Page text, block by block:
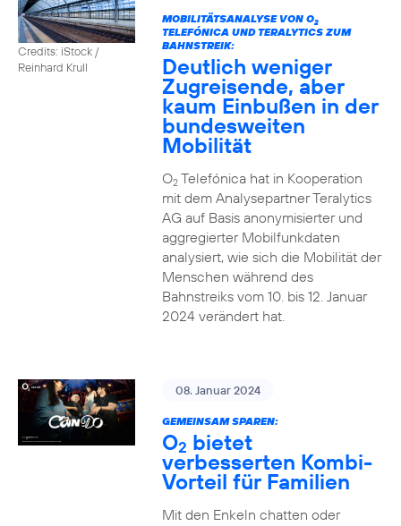
Credits: iStock /
Reinhard Krull
MOBILITÄTSANALYSE VON O2
TELEFÓNICA UND TERALYTICS ZUM
BAHNSTREIK:
Deutlich weniger
Zugreisende, aber
kaum Einbußen in der
bundesweiten
Mobilität
O2Telefónica hat in Kooperation
mit dem Analysepartner Teralytics
AG auf Basis anonymisierter und
aggregierter Mobilfunkdaten
analysiert, wie sich die Mobilität der
Menschen während des
Bahnstreiks vom 10. bis 12. Januar
2024 verändert hat.
08. Januar 2024
GEMEINSAM SPAREN:
O2 bietet
verbesserten Kombi-
Vorteil für Familien
Mit den Enkeln chatten oder